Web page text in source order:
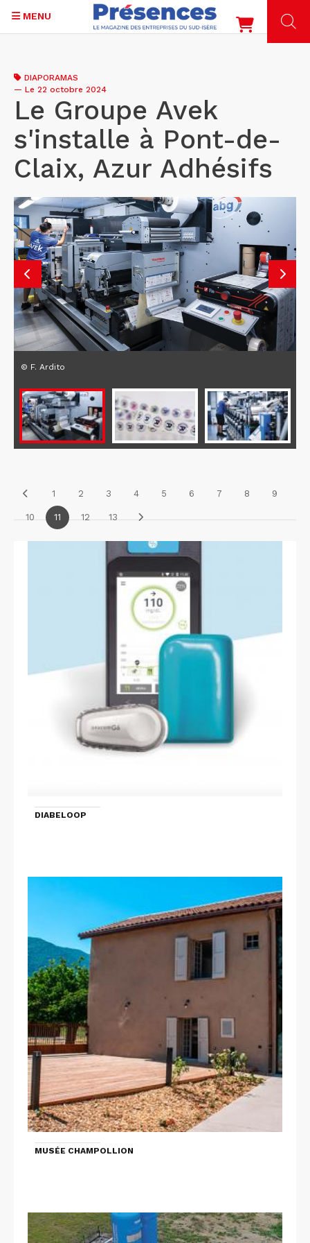
contenu
principal
MENU
DIAPORAMAS
— Le 22 octobre 2024
Le Groupe Avek
s'installe à Pont-de-
Claix, Azur Adhésifs
© F. Ardito
1 2 3 4 5 6 7 8 9
10 11 12 13
DIABELOOP
MUSÉE CHAMPOLLION